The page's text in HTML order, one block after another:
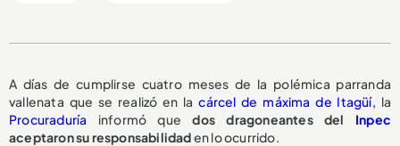
A días de cumplirse cuatro meses de la polémica parranda
vallenata que se realizó en lacárcel de máxima de Itagüí,
la
Procuraduría informó quedos dragoneantes del Inpec
aceptaron su responsabilidaden lo ocurrido.